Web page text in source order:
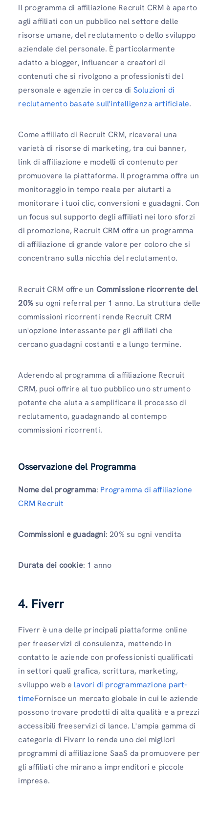
Il programma di affiliazione Recruit CRM è aperto
agli affiliati con un pubblico nel settore delle
risorse umane, del reclutamento o dello sviluppo
aziendale del personale. È particolarmente
adatto a blogger, influencer e creatori di
contenuti che si rivolgono a professionisti del
personale e agenzie in cerca di Soluzioni di
reclutamento basate sull'intelligenza artificiale.
Come affiliato di Recruit CRM, riceverai una
varietà di risorse di marketing, tra cui banner,
link di affiliazione e modelli di contenuto per
promuovere la piattaforma. Il programma offre un
monitoraggio in tempo reale per aiutarti a
monitorare i tuoi clic, conversioni e guadagni. Con
un focus sul supporto degli affiliati nei loro sforzi
di promozione, Recruit CRM offre un programma
di affiliazione di grande valore per coloro che si
concentrano sulla nicchia del reclutamento.
Recruit CRM offre un Commissione ricorrente del
20%su ogni referral per 1 anno. La struttura delle
commissioni ricorrenti rende Recruit CRM
un'opzione interessante per gli affiliati che
cercano guadagni costanti e a lungo termine.
Aderendo al programma di affiliazione Recruit
CRM, puoi offrire al tuo pubblico uno strumento
potente che aiuta a semplificare il processo di
reclutamento, guadagnando al contempo
commissioni ricorrenti.
Osservazione del Programma
Nome del programma: Programma di affiliazione
CRM Recruit
Commissioni e guadagni: 20% su ogni vendita
Durata dei cookie: 1 anno
4. Fiverr
Fiverr è una delle principali piattaforme online
per freeservizi di consulenza, mettendo in
contatto le aziende con professionisti qualificati
in settori quali grafica, scrittura, marketing,
sviluppo web e lavori di programmazione part-
timeFornisce un mercato globale in cui le aziende
possono trovare prodotti di alta qualità e a prezzi
accessibili freeservizi di lance. L'ampia gamma di
categorie di Fiverr lo rende uno dei migliori
programmi di affiliazione SaaS da promuovere per
gli affiliati che mirano a imprenditori e piccole
imprese.